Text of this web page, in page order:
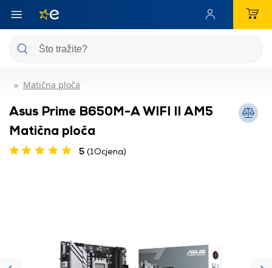
Matična ploča
Asus Prime B650M-A WIFI II AM5
Matična ploča
5 (1Ocjena)